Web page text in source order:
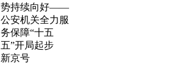
势持续向好——
公安机关全力服
务保障“十五
五”开局起步
新京号